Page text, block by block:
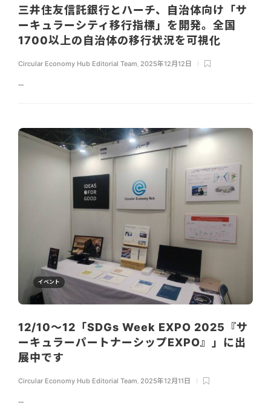
三井住友信託銀行とハーチ、自治体向け「サ
ーキュラーシティ移行指標」を開発。全国
1700以上の自治体の移行状況を可視化
Circular Economy Hub Editorial Team, 2025年12月12日
...
イベント
12/10～12「SDGs Week EXPO 2025『サ
ーキュラーパートナーシップEXPO』」に出
展中です
Circular Economy Hub Editorial Team, 2025年12月11日
...